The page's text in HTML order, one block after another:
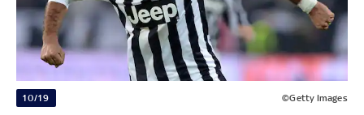
10/19 ©Getty Images